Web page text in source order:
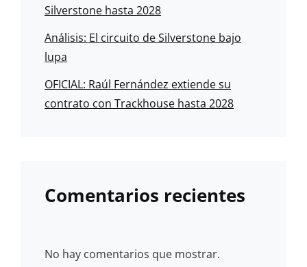
Silverstone hasta 2028
Análisis: El circuito de Silverstone bajo
lupa
OFICIAL: Raúl Fernández extiende su
contrato con Trackhouse hasta 2028
Comentarios recientes
No hay comentarios que mostrar.